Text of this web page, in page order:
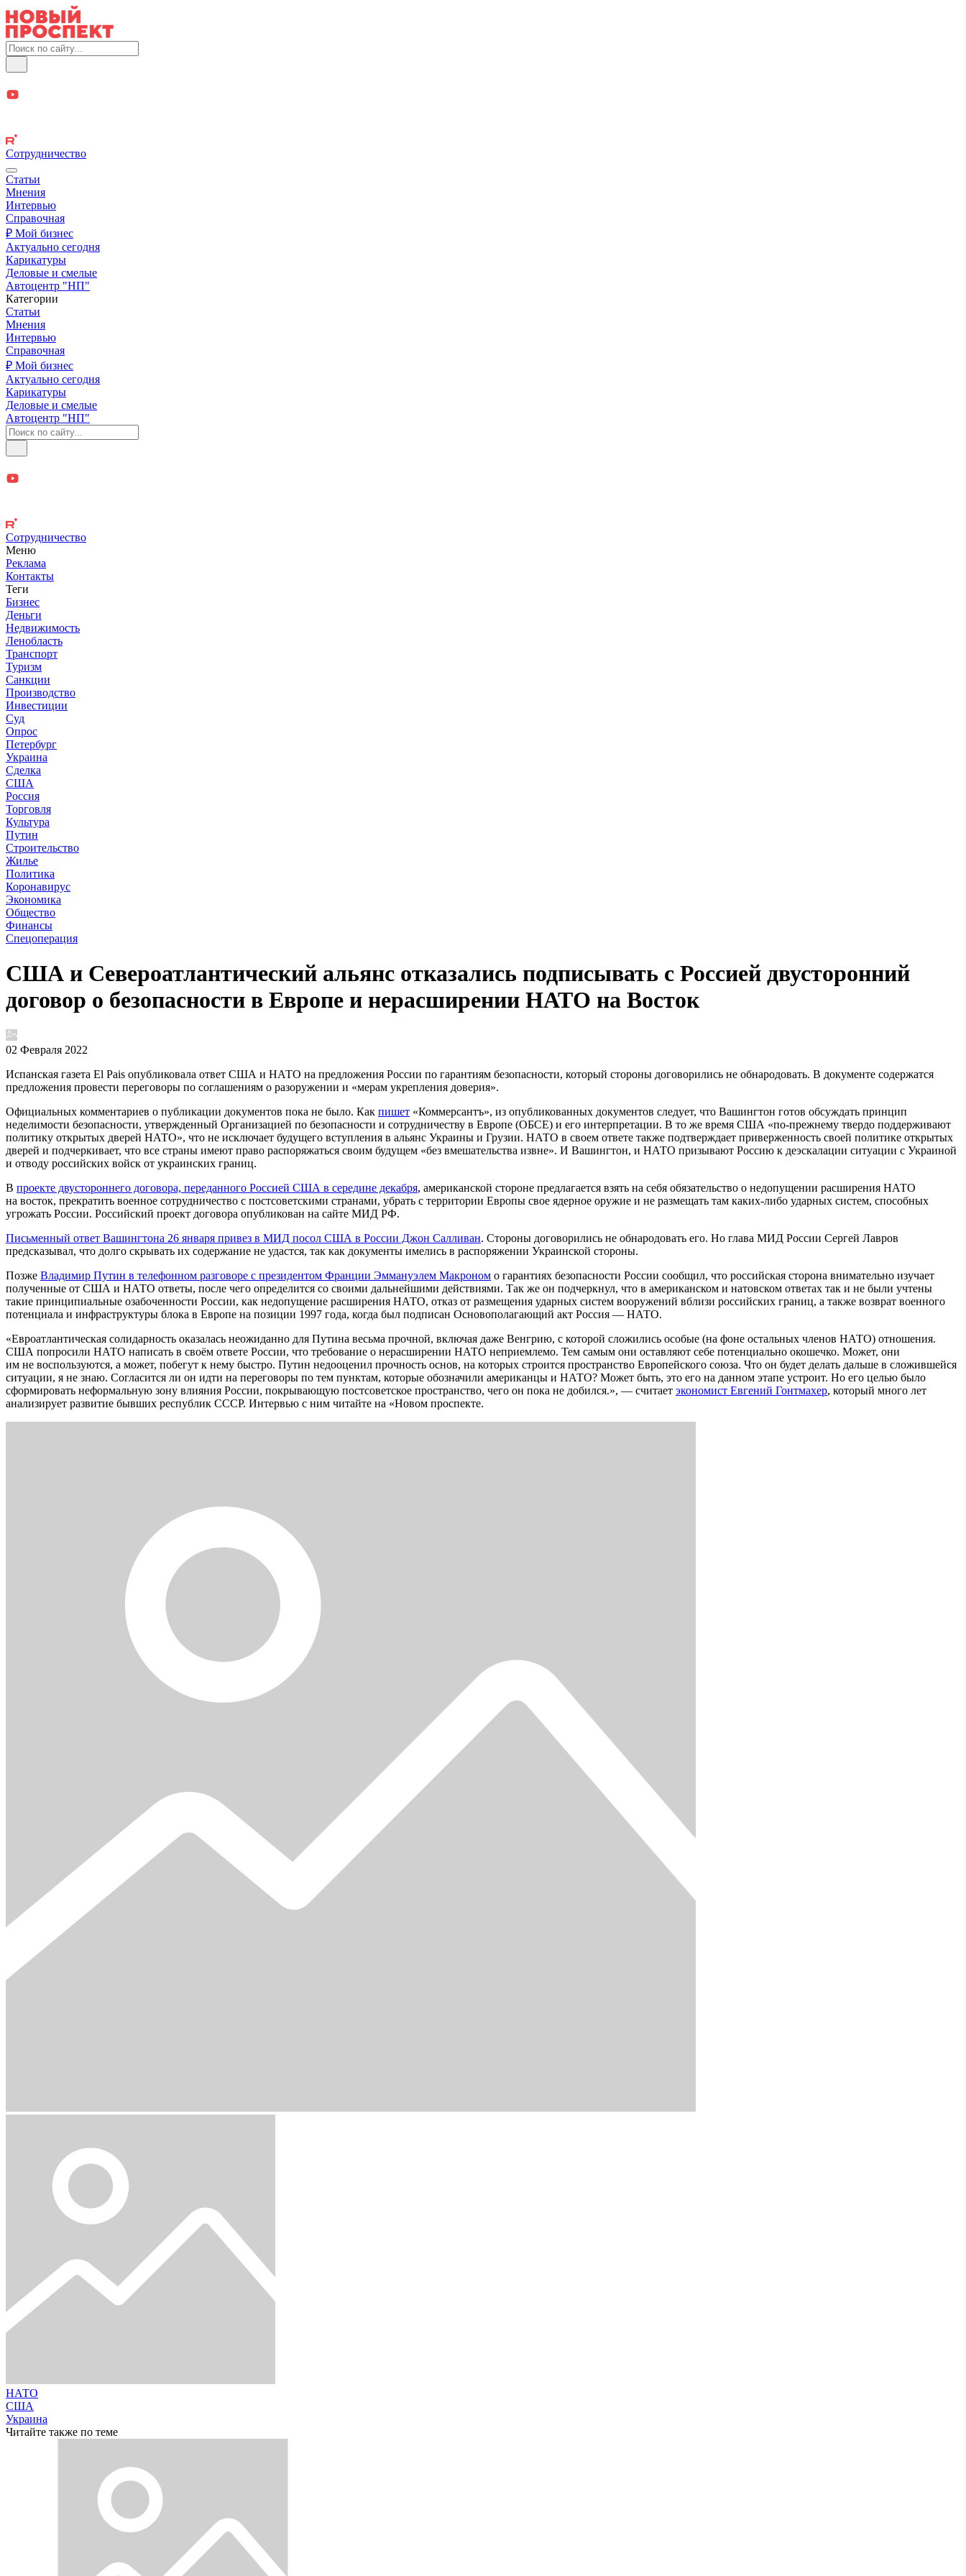
Сотрудничество
Статьи
Мнения
Интервью
Справочная
₽ Мой бизнес
Актуально сегодня
Карикатуры
Деловые и смелые
Автоцентр "НП"
Категории
Статьи
Мнения
Интервью
Справочная
₽ Мой бизнес
Актуально сегодня
Карикатуры
Деловые и смелые
Автоцентр "НП"
Сотрудничество
Меню
Реклама
Контакты
Теги
Бизнес
Деньги
Недвижимость
Ленобласть
Транспорт
Туризм
Санкции
Производство
Инвестиции
Суд
Опрос
Петербург
Украина
Сделка
США
Россия
Торговля
Культура
Путин
Строительство
Жилье
Политика
Коронавирус
Экономика
Общество
Финансы
Спецоперация
США и Североатлантический альянс отказались подписывать с Россией двусторонний
договор о безопасности в Европе и нерасширении НАТО на Восток
02 Февраля 2022
Испанская газета El Pais опубликовала ответ США и НАТО на предложения России по гарантиям безопасности, который стороны договорились не обнародовать. В документе содержатся
предложения провести переговоры по соглашениям о разоружении и «мерам укрепления доверия».
Официальных комментариев о публикации документов пока не было. Как пишет «Коммерсантъ», из опубликованных документов следует, что Вашингтон готов обсуждать принцип
неделимости безопасности, утвержденный Организацией по безопасности и сотрудничеству в Европе (ОБСЕ) и его интерпретации. В то же время США «по-прежнему твердо поддерживают
политику открытых дверей НАТО», что не исключает будущего вступления в альянс Украины и Грузии. НАТО в своем ответе также подтверждает приверженность своей политике открытых
дверей и подчеркивает, что все страны имеют право распоряжаться своим будущем «без вмешательства извне». И Вашингтон, и НАТО призывают Россию к деэскалации ситуации с Украиной
и отводу российских войск от украинских границ.
В проекте двустороннего договора, переданного Россией США в середине декабря, американской стороне предлагается взять на себя обязательство о недопущении расширения НАТО
на восток, прекратить военное сотрудничество с постсоветскими странами, убрать с территории Европы свое ядерное оружие и не размещать там каких-либо ударных систем, способных
угрожать России. Российский проект договора опубликован на сайте МИД РФ.
Письменный ответ Вашингтона 26 января привез в МИД посол США в России Джон Салливан. Стороны договорились не обнародовать его. Но глава МИД России Сергей Лавров
предсказывал, что долго скрывать их содержание не удастся, так как документы имелись в распоряжении Украинской стороны.
Позже Владимир Путин в телефонном разговоре с президентом Франции Эммануэлем Макроном о гарантиях безопасности России сообщил, что российская сторона внимательно изучает
полученные от США и НАТО ответы, после чего определится со своими дальнейшими действиями. Так же он подчеркнул, что в американском и натовском ответах так и не были учтены
такие принципиальные озабоченности России, как недопущение расширения НАТО, отказ от размещения ударных систем вооружений вблизи российских границ, а также возврат военного
потенциала и инфраструктуры блока в Европе на позиции 1997 года, когда был подписан Основополагающий акт Россия — НАТО.
«Евроатлантическая солидарность оказалась неожиданно для Путина весьма прочной, включая даже Венгрию, с которой сложились особые (на фоне остальных членов НАТО) отношения.
США попросили НАТО написать в своём ответе России, что требование о нерасширении НАТО неприемлемо. Тем самым они оставляют себе потенциально окошечко. Может, они
им не воспользуются, а может, побегут к нему быстро. Путин недооценил прочность основ, на которых строится пространство Европейского союза. Что он будет делать дальше в сложившейся
ситуации, я не знаю. Согласится ли он идти на переговоры по тем пунктам, которые обозначили американцы и НАТО? Может быть, это его на данном этапе устроит. Но его целью было
сформировать неформальную зону влияния России, покрывающую постсоветское пространство, чего он пока не добился.», — считает экономист Евгений Гонтмахер, который много лет
анализирует развитие бывших республик СССР. Интервью с ним читайте на «Новом проспекте.
НАТО
США
Украина
Читайте также по теме